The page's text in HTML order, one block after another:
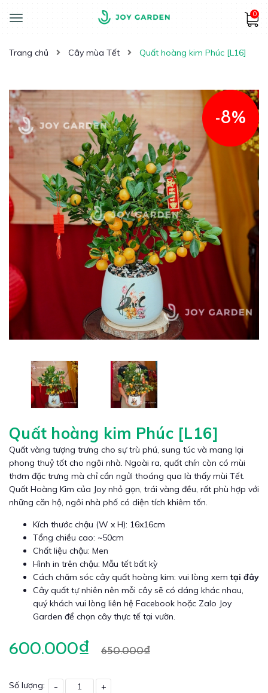
Toggle
navigation
0
Trang chủ Cây mùa Tết Quất hoàng kim Phúc [L16]
-8%
Quất hoàng kim Phúc [L16]
Quất vàng tượng trưng cho sự trù phú, sung túc và mang lại
phong thuỷ tốt cho ngôi nhà. Ngoài ra, quất chín còn có mùi
thơm đặc trưng mà chỉ cần ngửi thoáng qua là thấy mùi Tết.
Quất Hoàng Kim của Joy nhỏ gọn, trái vàng đều, rất phù hợp với
những căn hộ, ngôi nhà phố có diện tích khiêm tốn.
Kích thước chậu (W x H): 16x16cm
Tổng chiều cao: ~50cm
Chất liệu chậu: Men
Hình in trên chậu: Mẫu tết bất kỳ
Cách chăm sóc cây quất hoàng kim: vui lòng xemtại đây
Cây quất tự nhiên nên mỗi cây sẽ có dáng khác nhau,
quý khách vui lòng liên hệ Facebook hoặc Zalo Joy
Garden để chọn cây thực tế tại vườn.
600.000₫ 650.000₫
Số lượng: - +